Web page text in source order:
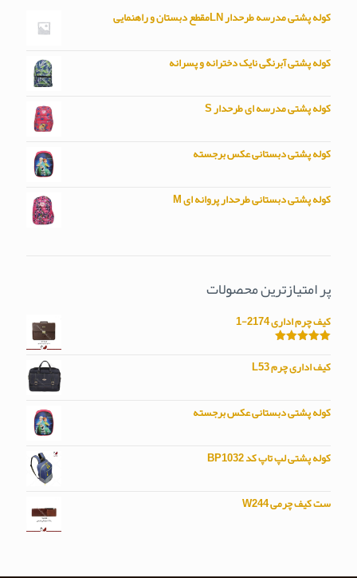
کوله پشتی مدرسه طرحدار LNمقطع دبستان و راهنمایی
کوله پشتی آبرنگی نایک دخترانه و پسرانه
کوله پشتی مدرسه ای طرحدار S
کوله پشتی دبستانی عکس برجسته
کوله پشتی دبستانی طرحدار پروانه ای M
پر امتیازترین محصولات
کیف چرم اداری 2174-1
کیف اداری چرم L53
کوله پشتی دبستانی عکس برجسته
کوله پشتی لپ تاپ کد BP1032
ست کیف چرمی W244